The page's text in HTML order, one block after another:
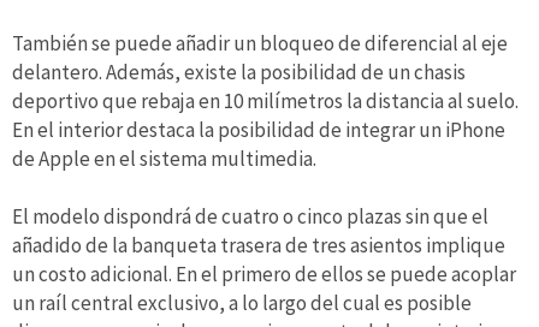
También se puede añadir un bloqueo de diferencial al eje
delantero. Además, existe la posibilidad de un chasis
deportivo que rebaja en 10 milímetros la distancia al suelo.
En el interior destaca la posibilidad de integrar un iPhone
de Apple en el sistema multimedia.
El modelo dispondrá de cuatro o cinco plazas sin que el
añadido de la banqueta trasera de tres asientos implique
un costo adicional. En el primero de ellos se puede acoplar
un raíl central exclusivo, a lo largo del cual es posible